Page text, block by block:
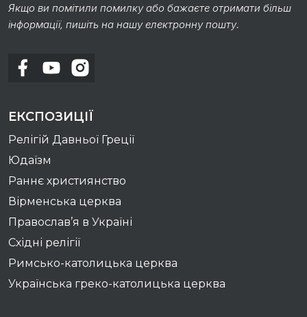
Якщо ви помітили помилку або бажаєте отримати більш
інформації, пишіть на нашу електронну пошту.
ЕКСПОЗИЦІЇ
Релігій Давньої Греції
Юдаїзм
Раннє християнство
Вірменська церква
Православ’я в Україні
Східні релігії
Римсько-католицька церква
Українська греко-католицька церква